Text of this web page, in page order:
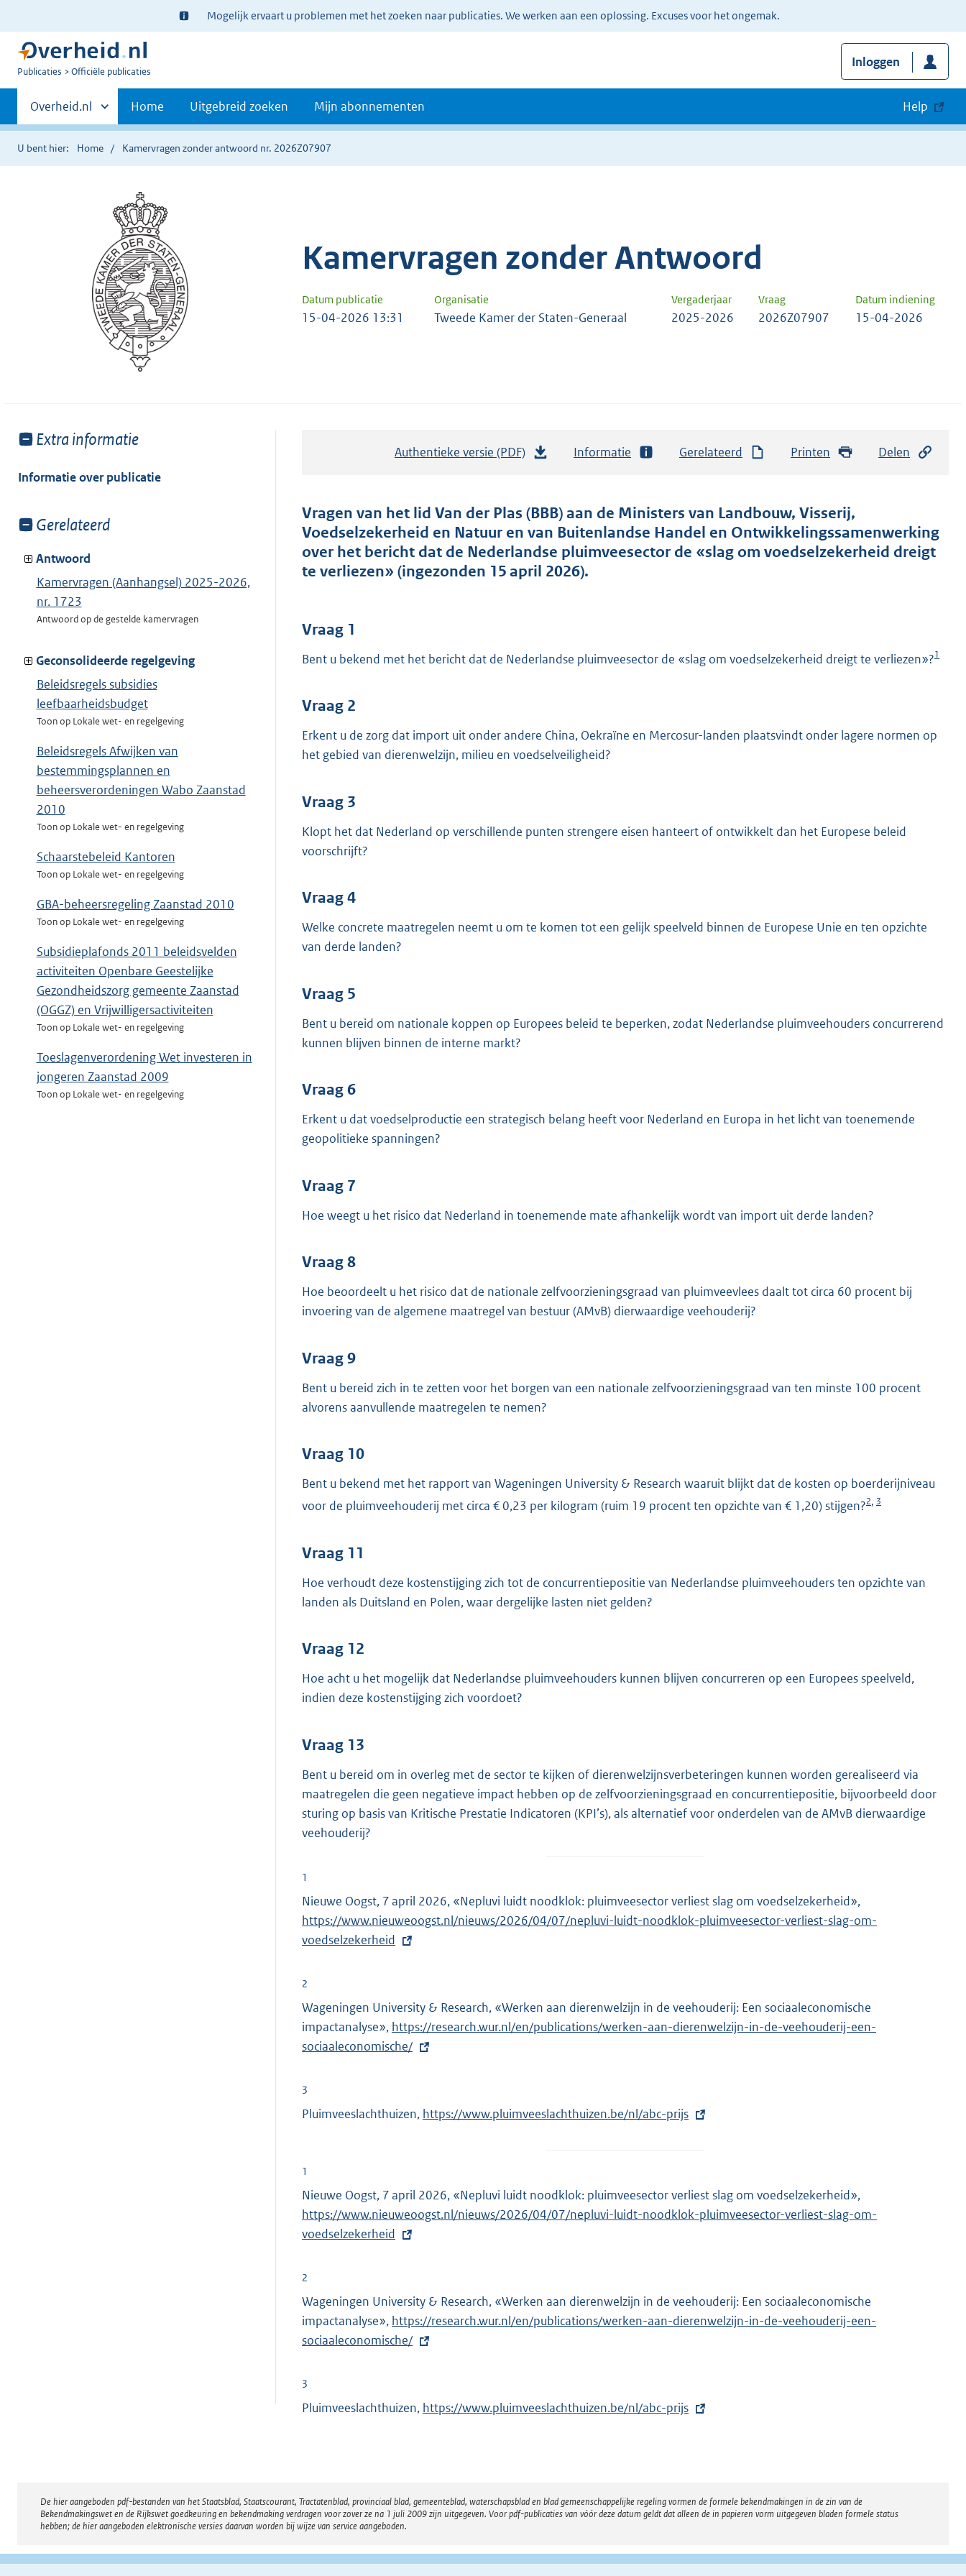
Ter
informatie:
Mogelijk ervaart u problemen met het zoeken naar publicaties. We werken aan een oplossing. Excuses voor het ongemak.
U
Publicaties Officiële publicaties
Inloggen
Primaire
navigatie
Andere
sites
binnen
Overheid.nl Home Uitgebreid zoeken Mijn abonnementen Help
U bent hier: Home Kamervragen zonder antwoord nr. 2026Z07907
Kamervragen zonder Antwoord
Datum publicatie Organisatie Vergaderjaar Vraag Datum indiening
15-04-2026 13:31 Tweede Kamer der Staten-Generaal 2025-2026 2026Z07907 15-04-2026
Toon
van:
Extra informatie
Informatie over publicatie
Toon
van:
Gerelateerd
Antwoord
Kamervragen (Aanhangsel) 2025-2026,
nr. 1723
Antwoord op de gestelde kamervragen
Geconsolideerde regelgeving
Beleidsregels subsidies
leefbaarheidsbudget
Toon op Lokale wet- en regelgeving
Beleidsregels Afwijken van
bestemmingsplannen en
beheersverordeningen Wabo Zaanstad
2010
Toon op Lokale wet- en regelgeving
Schaarstebeleid Kantoren
Toon op Lokale wet- en regelgeving
GBA-beheersregeling Zaanstad 2010
Toon op Lokale wet- en regelgeving
Subsidieplafonds 2011 beleidsvelden
activiteiten Openbare Geestelijke
Gezondheidszorg gemeente Zaanstad
(OGGZ) en Vrijwilligersactiviteiten
Toon op Lokale wet- en regelgeving
Toeslagenverordening Wet investeren in
jongeren Zaanstad 2009
Toon op Lokale wet- en regelgeving
Authentieke versie (PDF)
t
a
n
d
o
:
4
Informatie Gerelateerd Printen Delen
Vragen van het lid Van der Plas (BBB) aan de Ministers van Landbouw, Visserij,
Voedselzekerheid en Natuur en van Buitenlandse Handel en Ontwikkelingssamenwerking
over het bericht dat de Nederlandse pluimveesector de «slag om voedselzekerheid dreigt
te verliezen» (ingezonden 15 april 2026).
Vraag 1
Bent u bekend met het bericht dat de Nederlandse pluimveesector de «slag om voedselzekerheid dreigt te verliezen»?1
Vraag 2
Erkent u de zorg dat import uit onder andere China, Oekraïne en Mercosur-landen plaatsvindt onder lagere normen op
het gebied van dierenwelzijn, milieu en voedselveiligheid?
Vraag 3
Klopt het dat Nederland op verschillende punten strengere eisen hanteert of ontwikkelt dan het Europese beleid
voorschrijft?
Vraag 4
Welke concrete maatregelen neemt u om te komen tot een gelijk speelveld binnen de Europese Unie en ten opzichte
van derde landen?
Vraag 5
Bent u bereid om nationale koppen op Europees beleid te beperken, zodat Nederlandse pluimveehouders concurrerend
kunnen blijven binnen de interne markt?
Vraag 6
Erkent u dat voedselproductie een strategisch belang heeft voor Nederland en Europa in het licht van toenemende
geopolitieke spanningen?
Vraag 7
Hoe weegt u het risico dat Nederland in toenemende mate afhankelijk wordt van import uit derde landen?
Vraag 8
Hoe beoordeelt u het risico dat de nationale zelfvoorzieningsgraad van pluimveevlees daalt tot circa 60 procent bij
invoering van de algemene maatregel van bestuur (AMvB) dierwaardige veehouderij?
Vraag 9
Bent u bereid zich in te zetten voor het borgen van een nationale zelfvoorzieningsgraad van ten minste 100 procent
alvorens aanvullende maatregelen te nemen?
Vraag 10
Bent u bekend met het rapport van Wageningen University & Research waaruit blijkt dat de kosten op boerderijniveau
voor de pluimveehouderij met circa € 0,23 per kilogram (ruim 19 procent ten opzichte van € 1,20) stijgen?2, 3
Vraag 11
Hoe verhoudt deze kostenstijging zich tot de concurrentiepositie van Nederlandse pluimveehouders ten opzichte van
landen als Duitsland en Polen, waar dergelijke lasten niet gelden?
Vraag 12
Hoe acht u het mogelijk dat Nederlandse pluimveehouders kunnen blijven concurreren op een Europees speelveld,
indien deze kostenstijging zich voordoet?
Vraag 13
Bent u bereid om in overleg met de sector te kijken of dierenwelzijnsverbeteringen kunnen worden gerealiseerd via
maatregelen die geen negatieve impact hebben op de zelfvoorzieningsgraad en concurrentiepositie, bijvoorbeeld door
sturing op basis van Kritische Prestatie Indicatoren (KPI’s), als alternatief voor onderdelen van de AMvB dierwaardige
veehouderij?
1
Nieuwe Oogst, 7 april 2026, «Nepluvi luidt noodklok: pluimveesector verliest slag om voedselzekerheid»,
x
e
l
https://www.nieuweoogst.nl/nieuws/2026/04/07/nepluvi-luidt-noodklok-pluimveesector-verliest-slag-om-
voedselzekerheid
2
Wageningen University & Research, «Werken aan dierenwelzijn in de veehouderij: Een sociaaleconomische
impactanalyse», E
x
n
k
:
https://research.wur.nl/en/publications/werken-aan-dierenwelzijn-in-de-veehouderij-een-
sociaaleconomische/
3
Pluimveeslachthuizen, E
r
n
k
:
https://www.pluimveeslachthuizen.be/nl/abc-prijs
1
Nieuwe Oogst, 7 april 2026, «Nepluvi luidt noodklok: pluimveesector verliest slag om voedselzekerheid»,
x
l
https://www.nieuweoogst.nl/nieuws/2026/04/07/nepluvi-luidt-noodklok-pluimveesector-verliest-slag-om-
voedselzekerheid
2
Wageningen University & Research, «Werken aan dierenwelzijn in de veehouderij: Een sociaaleconomische
impactanalyse», E
x
n
k
:
https://research.wur.nl/en/publications/werken-aan-dierenwelzijn-in-de-veehouderij-een-
sociaaleconomische/
3
Pluimveeslachthuizen, E
n
i
https://www.pluimveeslachthuizen.be/nl/abc-prijs
Disclaimer
De hier aangeboden pdf-bestanden van het Staatsblad, Staatscourant, Tractatenblad, provinciaal blad, gemeenteblad, waterschapsblad en blad gemeenschappelijke regeling vormen de formele bekendmakingen in de zin van de
Bekendmakingswet en de Rijkswet goedkeuring en bekendmaking verdragen voor zover ze na 1 juli 2009 zijn uitgegeven. Voor pdf-publicaties van vóór deze datum geldt dat alleen de in papieren vorm uitgegeven bladen formele status
hebben; de hier aangeboden elektronische versies daarvan worden bij wijze van service aangeboden.